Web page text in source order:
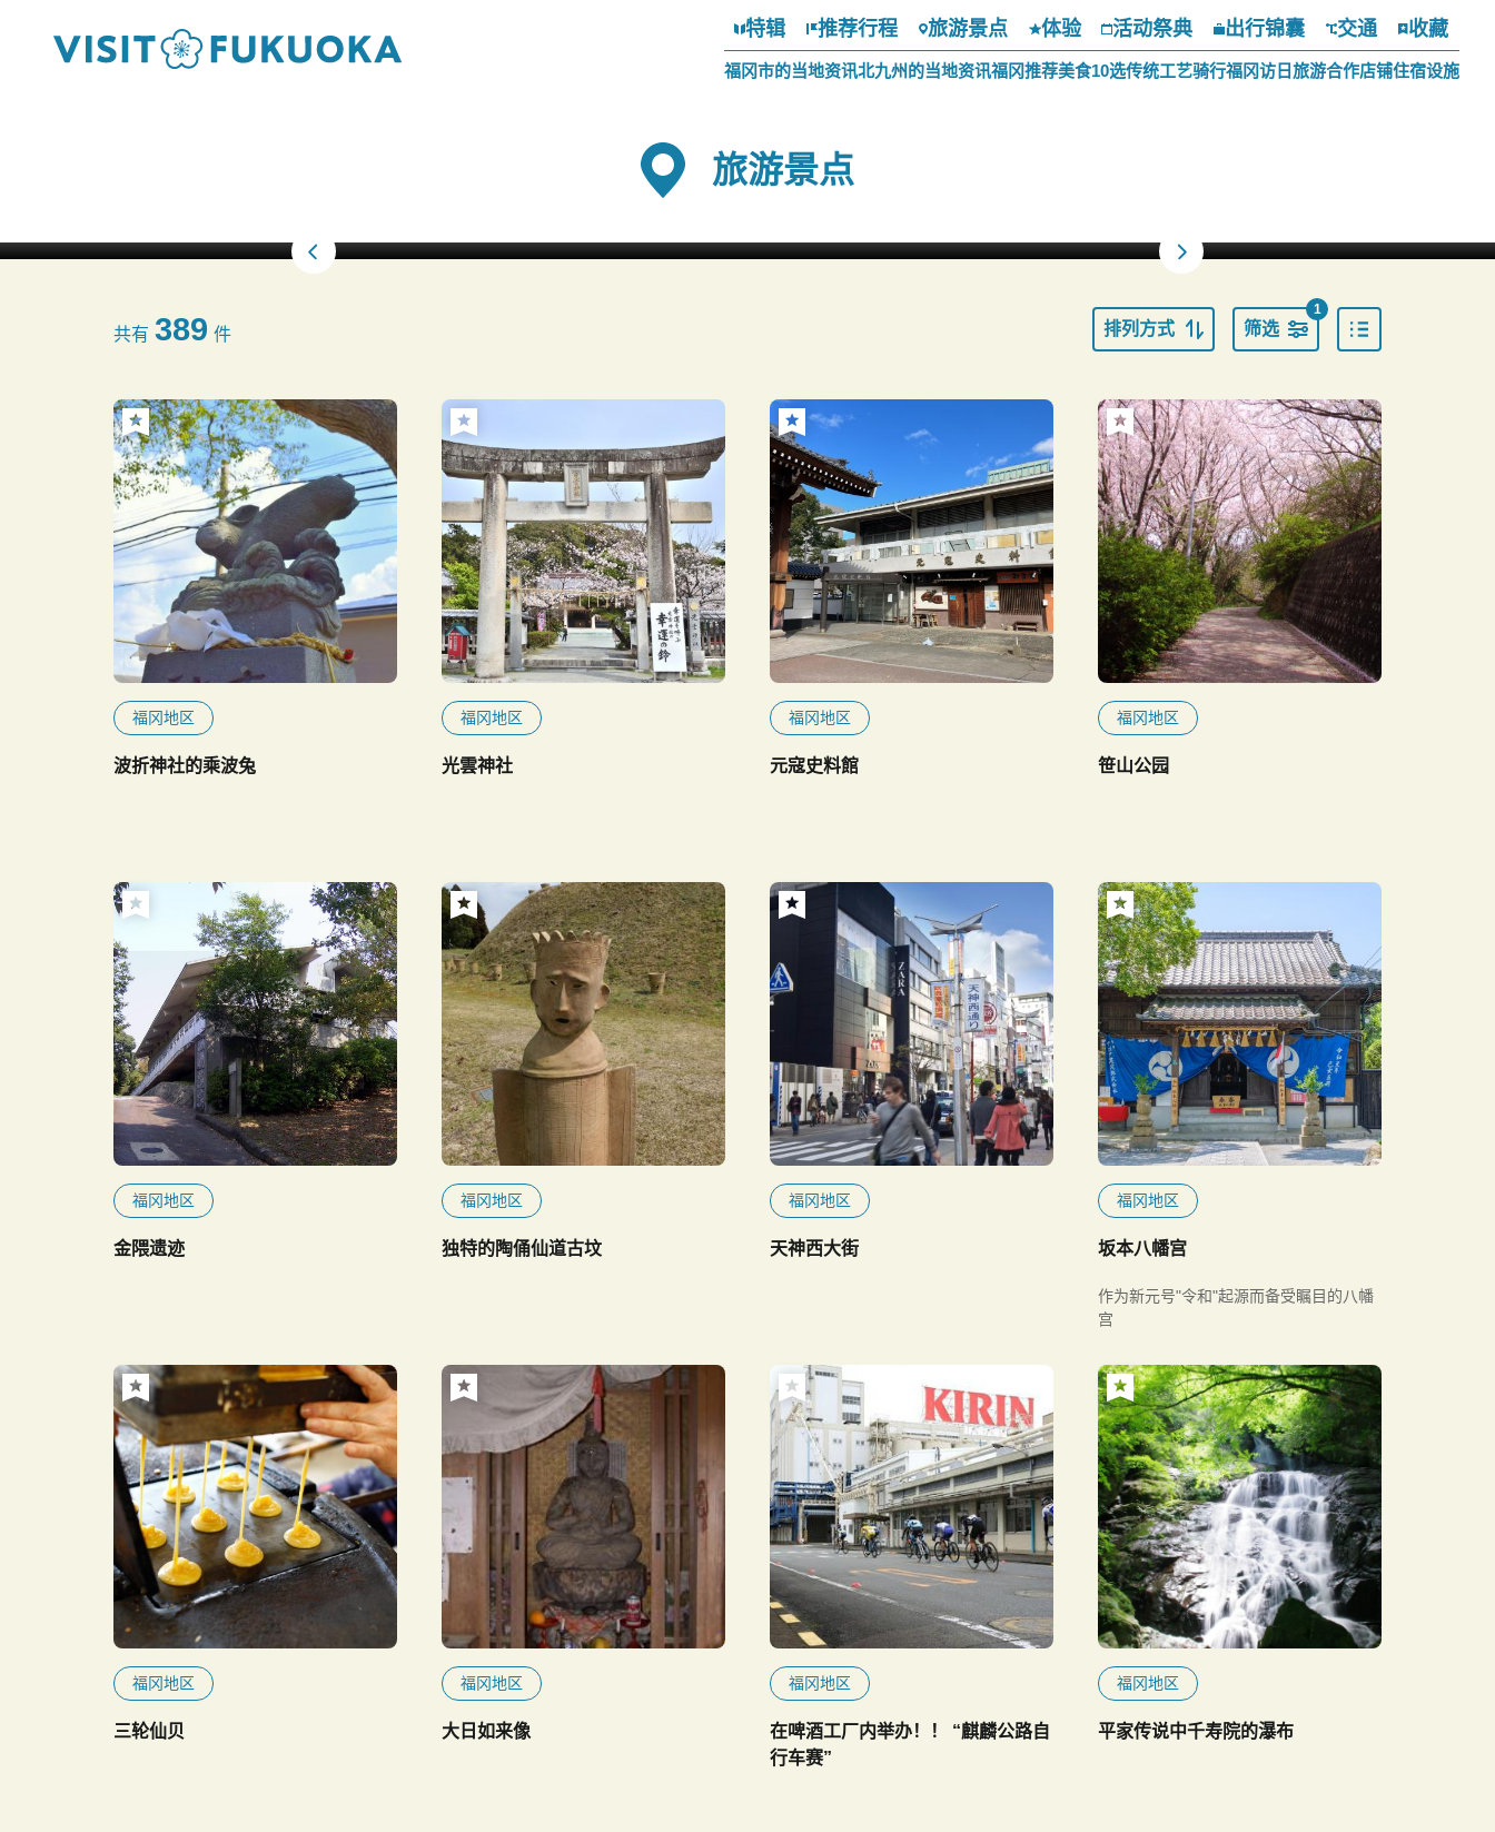
特辑 推荐行程 旅游景点 体验 活动祭典 出行锦囊 交通 收藏
福冈市的当地资讯北九州的当地资讯福冈推荐美食10选传统工艺骑行福冈访日旅游合作店铺住宿设施
旅游景点
共有 389 件 排列方式 筛选
1
福冈地区
波折神社的乘波兔
福冈地区
光雲神社
福冈地区
元寇史料館
福冈地区
笹山公园
福冈地区
金隈遗迹
福冈地区
独特的陶俑仙道古坟
福冈地区
天神西大街
福冈地区
坂本八幡宫
作为新元号"令和"起源而备受瞩目的八幡
宫
福冈地区
三轮仙贝
福冈地区
大日如来像
福冈地区
在啤酒工厂内举办！！ “麒麟公路自
行车赛”
福冈地区
平家传说中千寿院的瀑布